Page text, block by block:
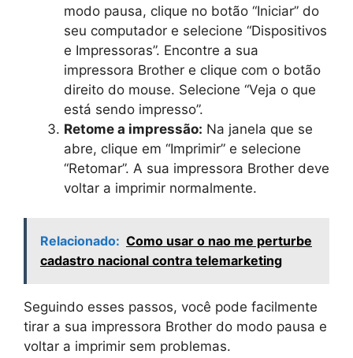
modo pausa, clique no botão “Iniciar” do
seu computador e selecione “Dispositivos
e Impressoras”. Encontre a sua
impressora Brother e clique com o botão
direito do mouse. Selecione “Veja o que
está sendo impresso”.
Retome a impressão: Na janela que se
abre, clique em “Imprimir” e selecione
“Retomar”. A sua impressora Brother deve
voltar a imprimir normalmente.
Relacionado: Como usar o nao me perturbe
cadastro nacional contra telemarketing
Seguindo esses passos, você pode facilmente
tirar a sua impressora Brother do modo pausa e
voltar a imprimir sem problemas.